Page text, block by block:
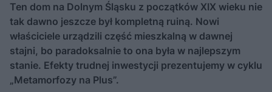
Ten dom na Dolnym Śląsku z początków XIX wieku nie
tak dawno jeszcze był kompletną ruiną. Nowi
właściciele urządzili część mieszkalną w dawnej
stajni, bo paradoksalnie to ona była w najlepszym
stanie. Efekty trudnej inwestycji prezentujemy w cyklu
„Metamorfozy na Plus”.